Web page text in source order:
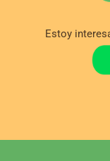
Estoy